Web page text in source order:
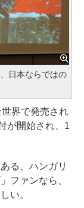
日本ならではの
界で発売され
が開始され、1
る、ハンガリ
ファンなら、
い。